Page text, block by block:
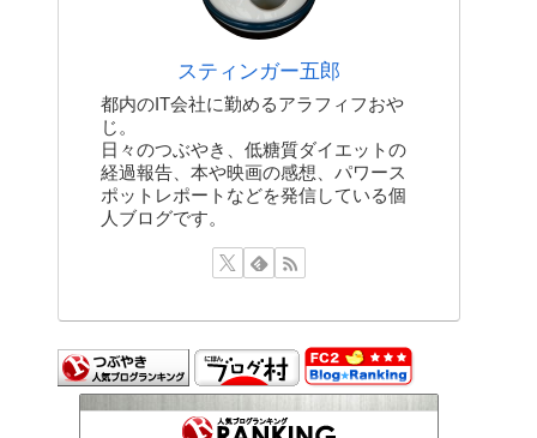
スティンガー五郎
都内のIT会社に勤めるアラフィフおや
じ。
日々のつぶやき、低糖質ダイエットの
経過報告、本や映画の感想、パワース
ポットレポートなどを発信している個
人ブログです。